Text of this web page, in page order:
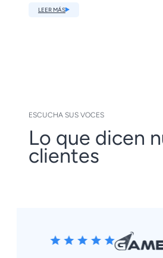
LEER MÁS
ESCUCHA SUS VOCES
Lo que dicen
clientes